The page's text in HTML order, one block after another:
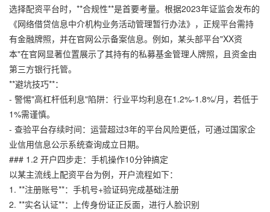
选择配资平台时，**合规性**是首要考量。根据2023年证监会发布的
《网络借贷信息中介机构业务活动管理暂行办法》，正规平台需持
有金融牌照，并在官网公示备案信息。例如，某头部平台"XX资
本"在官网显著位置展示了其持有的私募基金管理人牌照，且资金由
第三方银行托管。
**避坑技巧**：
- 警惕"高杠杆低利息"陷阱：行业平均利息在1.2%-1.8%/月，若低于
1%需谨慎。
- 查验平台存续时间：运营超过3年的平台风险更低，可通过国家企
业信用信息公示系统查询成立日期。
### 1.2 开户四步走：手机操作10分钟搞定
以某主流线上配资平台为例，开户流程如下：
1. **注册账号**：手机号+验证码完成基础注册
2. **实名认证**：上传身份证正反面，进行人脸识别